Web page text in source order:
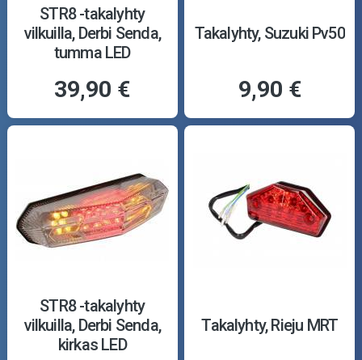
STR8 -takalyhty
vilkuilla, Derbi Senda,
tumma LED
39,90 €
Takalyhty, Suzuki Pv50
9,90 €
STR8 -takalyhty
vilkuilla, Derbi Senda,
kirkas LED
Takalyhty, Rieju MRT